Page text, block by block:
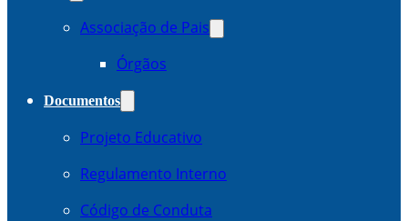
Associação de Pais
Órgãos
Documentos
Projeto Educativo
Regulamento Interno
Código de Conduta